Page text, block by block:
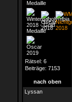
Rätsel: 6
Beiträge: 7153
nach oben
Lyssan